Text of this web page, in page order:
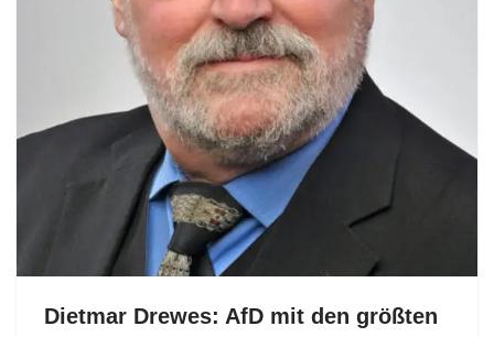
Dietmar Drewes: AfD mit den größten